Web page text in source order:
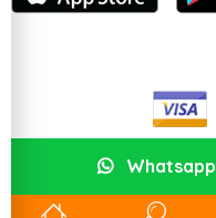
Whatsapp